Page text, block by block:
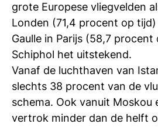
grote Europese vliegvelden
Londen (71,4 procent op
Gaulle in Parijs (58,7
Schiphol het uitstekend.
Vanaf de luchthaven van
slechts 38 procent van de
schema. Ook vanuit Moskou
vertrok minder dan de helft